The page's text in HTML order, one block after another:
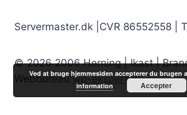
Servermaster.dk |CVR 86552558 |
© 2026 2006 Herning | Ikast |
Webbureauwp-ekspert.dk
Ved at bruge hjemmesiden accepterer du brugen
information
Accepter